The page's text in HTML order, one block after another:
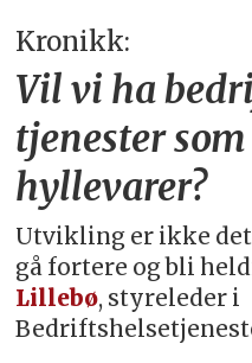
Kronikk:
Vil vi ha
tjenester
hyllevarer?
Utvikling er ikke det
gå fortere og bli
Lillebø, styreleder i